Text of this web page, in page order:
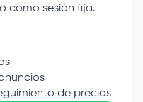
como sesión fija.
de precios